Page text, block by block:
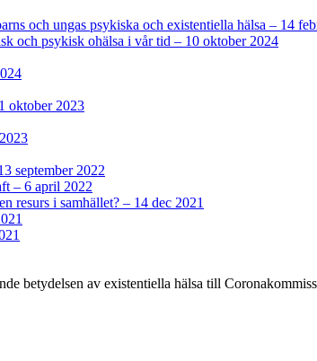
och ungas psykiska och existentiella hälsa – 14
och psykisk ohälsa i vår tid – 10 oktober 2024
oktober 2023
september 2022
– 6 april 2022
resurs i samhället? – 14 dec 2021
betydelsen av existentiella hälsa till